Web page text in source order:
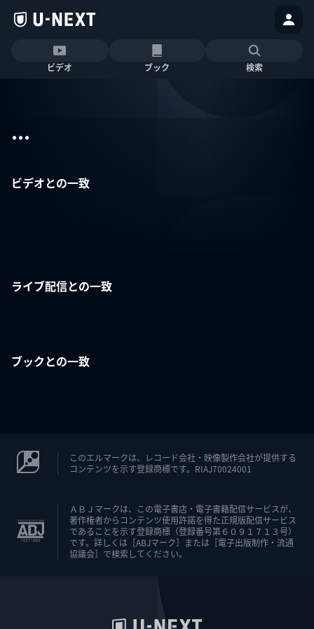
ビデオ ブック 検索
...
ビデオとの一致
ライブ配信との一致
ブックとの一致
このエルマークは、レコード会社・映像製作会社が提供する
コンテンツを示す登録商標です。RIAJ70024001
ＡＢＪマークは、この電子書店・電子書籍配信サービスが、
著作権者からコンテンツ使用許諾を得た正規版配信サービス
であることを示す登録商標（登録番号第６０９１７１３号）
です。詳しくは［ABJマーク］または［電子出版制作・流通
協議会］で検索してください。